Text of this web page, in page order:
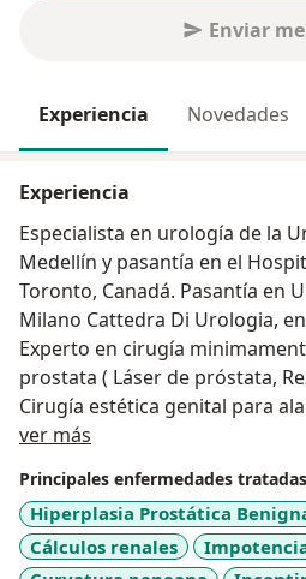
Enviar
Experiencia Novedades
Experiencia
Especialista en urología de la
Medellín y pasantía en el
Toronto, Canadá. Pasantía en
Milano Cattedra Di Urologia,
Experto en cirugía
prostata ( Láser de próstata,
Cirugía estética genital para
engrosamiento de pene.
peneana, enfermedad de
prótesis de pene).
Laparoscopia Urológica.
ver más
Principales enfermedades tratadas
Hiperplasia Prostática
Cálculos renales